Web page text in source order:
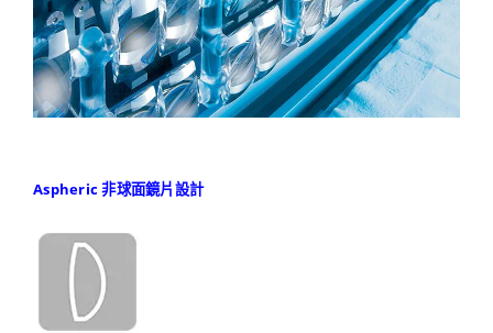
Aspheric 非球面鏡片設計